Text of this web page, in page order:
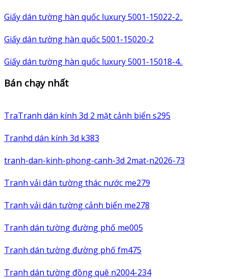
Giấy dán tường hàn quốc luxury 5001-15022-2..
Giấy dán tường hàn quốc 5001-15020-2
Giấy dán tường hàn quốc luxury 5001-15018-4..
Bán chạy nhất
TraTranh dán kính 3d 2 mặt cảnh biển s295
Tranhd dán kính 3d k383
tranh-dan-kinh-phong-canh-3d 2mat-n2026-73
Tranh vải dán tường thác nước me279
Tranh vải dán tường cảnh biển me278
Tranh dán tường đường phố me005
Tranh dán tường đường phố fm475
Tranh dán tường đồng quê n2004-234